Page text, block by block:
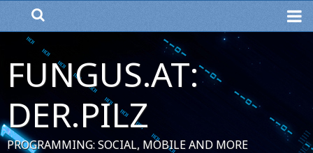
FUNGUS.AT:
DER.PILZ
PROGRAMMING: SOCIAL, MOBILE AND MORE